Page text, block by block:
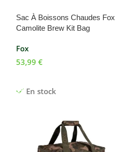
Sac À Boissons Chaudes Fox
Camolite Brew Kit Bag
Fox
En stock
53,99 €